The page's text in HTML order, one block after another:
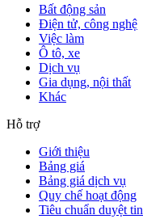
Bất động sản
Điện tử, công nghệ
Việc làm
Ô tô, xe
Dịch vụ
Gia dụng, nội thất
Khác
Hỗ trợ
Giới thiệu
Bảng giá
Bảng giá dịch vụ
Quy chế hoạt động
Tiêu chuẩn duyệt tin